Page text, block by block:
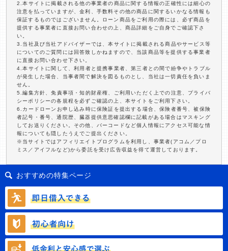
2.本サイトに掲載される他の事業者の商品に関する情報の正確性には細心の
注意を払っていますが、金利、手数料その他の商品に関するいかなる情報も
保証するものではございません。ローン商品をご利用の際には、必ず商品を
提供する事業者に直接お問い合わせの上、商品詳細をご自身でご確認下さ
い。
3.当社及び当社アドバイザーでは、本サイトに掲載される商品やサービス等
についてのご質問には回答致しかねますので、当該商品等を提供する事業者
に直接お問い合わせ下さい。
4.本サイトに関して、利用者と提携事業者、第三者との間で紛争やトラブル
が発生した場合、当事者間で解決を図るものとし、当社は一切責任を負いま
せん。
5.編集方針、免責事項・知的財産権、ご利用いただく上での注意、プライバ
シーポリシーの各規程を必ずご確認の上、本サイトをご利用下さい。
6.カードローンお申し込み時に保険証を提出する場合、保険者番号、被保険
者記号・番号、通院歴、臓器提供意思確認欄に記載がある場合はマスキング
してお送りください。その他、バーコードなど個人情報にアクセス可能な情
報についても隠したうえでご提出ください。
※当サイトではアフィリエイトプログラムを利用し、事業者(アコム／プロ
ミス／アイフルなど)から委託を受け広告収益を得て運営しております。
おすすめの特集ページ